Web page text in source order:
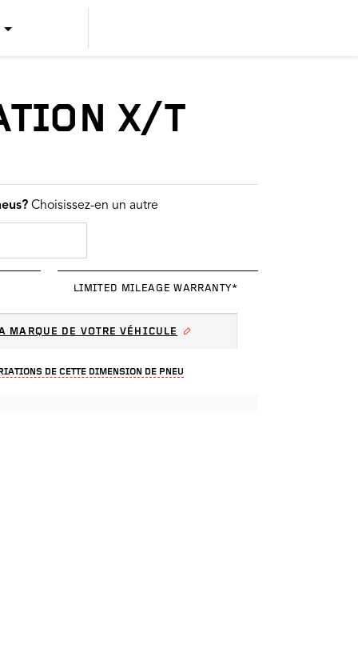
CANADIAN ENGLISHX/T
Choisissez-en un autre
LIMITED MILEAGE WARRANTY*
DE VOTRE VÉHICULE
DE CETTE DIMENSION DE PNEU